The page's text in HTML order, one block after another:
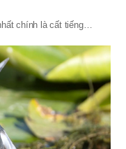
chính là cất tiếng…